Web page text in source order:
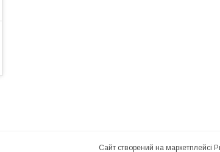
Сайт створений на маркетплейсі